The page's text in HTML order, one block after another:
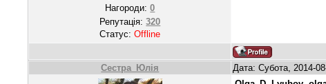
Нагороди:0
Репутація:320
Статус:Offline
Сестра_Юлія Дата: Субота, 2014-